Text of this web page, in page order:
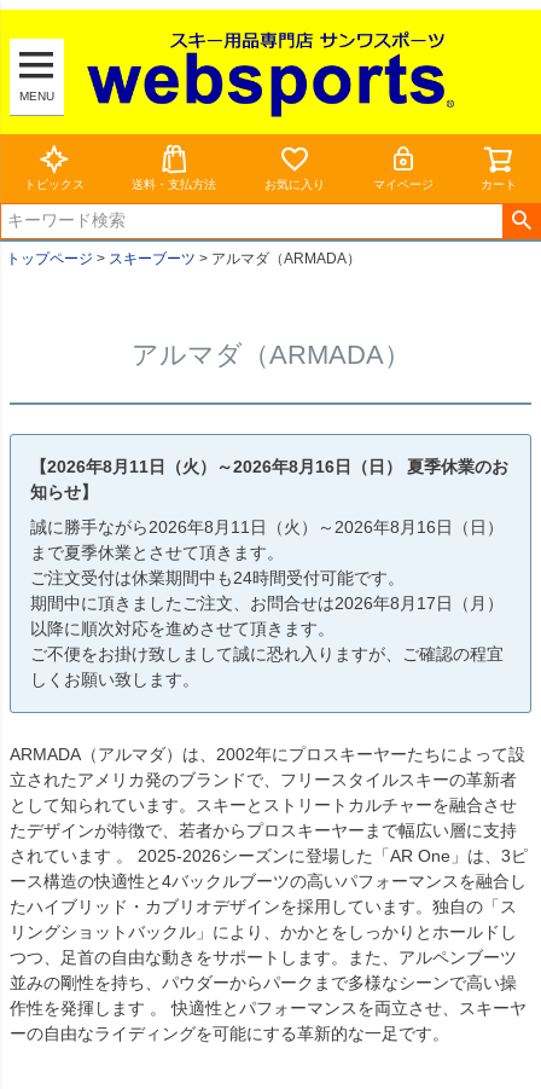
MENU
トピックス 送料・支払方法 お気に入り マイページ カート
トップページ スキーブーツ アルマダ（ARMADA）
アルマダ（ARMADA）
【2026年8月11日（火）～2026年8月16日（日） 夏季休業のお
知らせ】
誠に勝手ながら2026年8月11日（火）～2026年8月16日（日）
まで夏季休業とさせて頂きます。
ご注文受付は休業期間中も24時間受付可能です。
期間中に頂きましたご注文、お問合せは2026年8月17日（月）
以降に順次対応を進めさせて頂きます。
ご不便をお掛け致しまして誠に恐れ入りますが、ご確認の程宜
しくお願い致します。
ARMADA（アルマダ）は、2002年にプロスキーヤーたちによって設
立されたアメリカ発のブランドで、フリースタイルスキーの革新者
として知られています。スキーとストリートカルチャーを融合させ
たデザインが特徴で、若者からプロスキーヤーまで幅広い層に支持
されています 。 2025-2026シーズンに登場した「AR One」は、3ピ
ース構造の快適性と4バックルブーツの高いパフォーマンスを融合し
たハイブリッド・カブリオデザインを採用しています。独自の「ス
リングショットバックル」により、かかとをしっかりとホールドし
つつ、足首の自由な動きをサポートします。また、アルペンブーツ
並みの剛性を持ち、パウダーからパークまで多様なシーンで高い操
作性を発揮します 。 快適性とパフォーマンスを両立させ、スキーヤ
ーの自由なライディングを可能にする革新的な一足です。